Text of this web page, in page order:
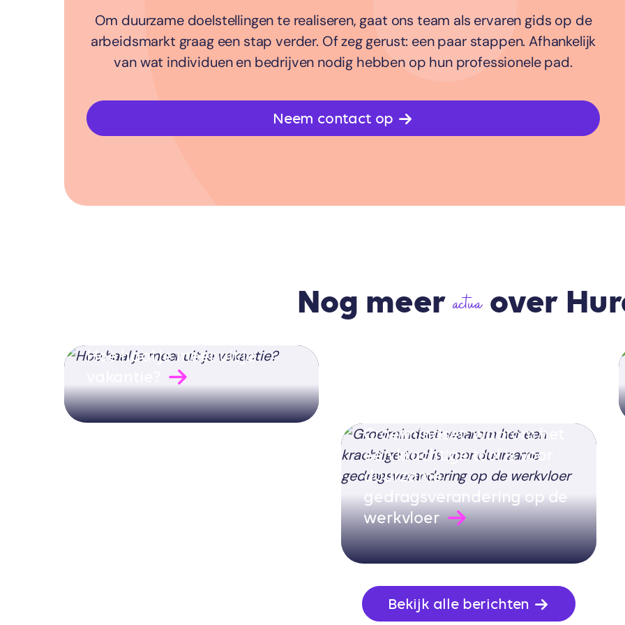
Om duurzame doelstellingen te realiseren, gaat ons team als ervaren gids op de
arbeidsmarkt graag een stap verder. Of zeg gerust: een paar stappen. Afhankelijk
van wat individuen en bedrijven nodig hebben op hun professionele pad.
Neem contact op
Nog meeractuaover
Hoe haal je meer uit je
Groeimindset: waarom het
een krachtige tool is voor
duurzame
gedragsverandering op de
werkvloer
Bekijk alle berichten